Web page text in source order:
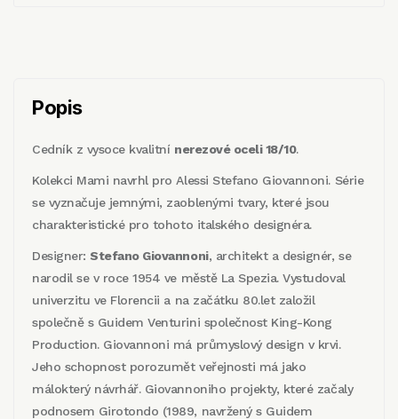
Popis
Cedník z vysoce kvalitní nerezové oceli 18/10.
Kolekci Mami navrhl pro Alessi Stefano Giovannoni. Série
se vyznačuje jemnými, zaoblenými tvary, které jsou
charakteristické pro tohoto italského designéra.
Designer:Stefano Giovannoni, architekt a designér, se
narodil se v roce 1954 ve městě La Spezia. Vystudoval
univerzitu ve Florencii a na začátku 80.let založil
společně s Guidem Venturini společnost King-Kong
Production. Giovannoni má průmyslový design v krvi.
Jeho schopnost porozumět veřejnosti má jako
málokterý návrhář. Giovannoniho projekty, které začaly
podnosem Girotondo (1989, navržený s Guidem